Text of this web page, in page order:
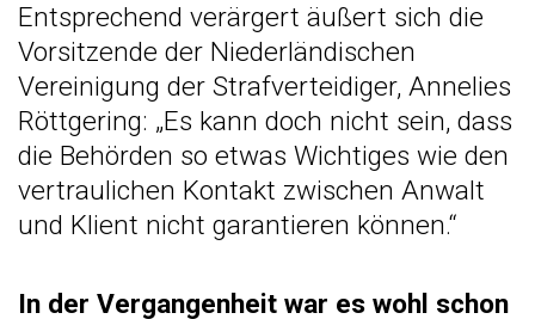
Entsprechend verärgert äußert sich die
Vorsitzende der Niederländischen
Vereinigung der Strafverteidiger, Annelies
Röttgering: „Es kann doch nicht sein, dass
die Behörden so etwas Wichtiges wie den
vertraulichen Kontakt zwischen Anwalt
und Klient nicht garantieren können.“
In der Vergangenheit war es wohl schon